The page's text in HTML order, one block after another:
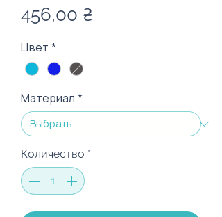
456,00 ₴
Цвет *
Материал *
Количество *